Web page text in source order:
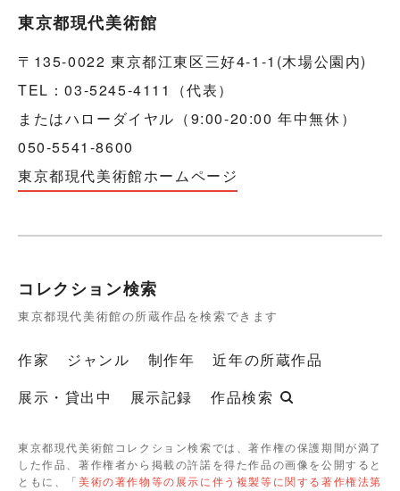
東京都現代美術館
〒135-0022 東京都江東区三好4-1-1(木場公園内)
TEL：03-5245-4111（代表）
またはハローダイヤル（9:00-20:00 年中無休）
050-5541-8600
東京都現代美術館ホームページ
コレクション検索
東京都現代美術館の所蔵作品を検索できます
作家 ジャンル 制作年
近年の所蔵作品
展示・貸出中
展示記録 作品検索
東京都現代美術館コレクション検索では、著作権の保護期間が満了
した作品、著作権者から掲載の許諾を得た作品の画像を公開すると
ともに、「美術の著作物等の展示に伴う複製等に関する著作権法第